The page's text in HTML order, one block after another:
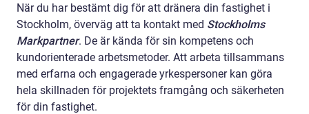
När du har bestämt dig för att dränera din fastighet i
Stockholm, överväg att ta kontakt med Stockholms
Markpartner. De är kända för sin kompetens och
kundorienterade arbetsmetoder. Att arbeta tillsammans
med erfarna och engagerade yrkespersoner kan göra
hela skillnaden för projektets framgång och säkerheten
för din fastighet.